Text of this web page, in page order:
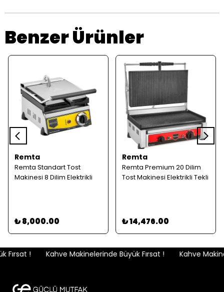
Benzer Ürünler
Remta
Remta Standart Tost
Makinesi 8 Dilim Elektrikli
₺ 8,000.00
Remta
Remta Premium 20 Dilim
Tost Makinesi Elektrikli Tekli
₺ 14,476.00
! Kahve Makinelerinde Büyük Fırsat ! Kahve